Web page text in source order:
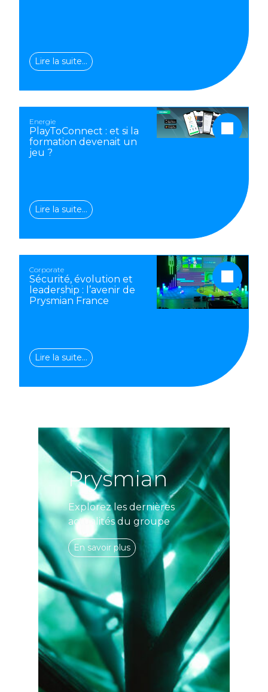
Lire la suite…
Energie
PlayToConnect : et si la
formation devenait un
jeu ?
Lire la suite…
Corporate
Sécurité, évolution et
leadership : l’avenir de
Prysmian France
Lire la suite…
Prysmian
Explorez les dernières
actualités du groupe
En savoir plus